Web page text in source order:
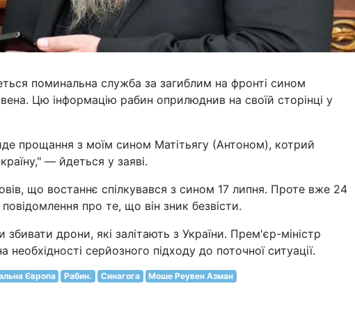
поминальна служба за загиблим на фронті сином
Цю інформацію рабин оприлюднив на своїй сторінці у
прощання з моїм сином Матітьягу (Антоном), котрий
— йдеться у заяві.
що востаннє спілкувався з сином 17 липня. Проте вже 24
про те, що він зник безвісти.
дрони, які залітають з України. Прем'єр-міністр
серйозного підходу до поточної ситуації.
Європа Рабин. Синагога Моше Реувен Азман